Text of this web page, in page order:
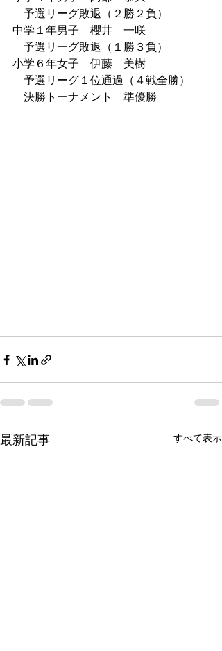
予選リーグ敗退（２勝２負）
中学１年男子　櫻井　一咲
予選リーグ敗退（１勝３負）
小学６年女子　伊藤　美樹
予選リーグ１位通過（４戦全勝）
決勝トーナメント　準優勝
最新記事 すべて表示